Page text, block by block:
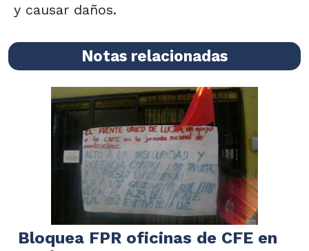
y causar daños.
Notas relacionadas
Bloquea FPR oficinas de CFE en